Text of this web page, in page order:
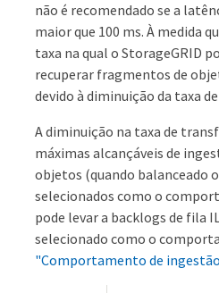
não é recomendado se a
maior que 100 ms. À medida
taxa na qual o StorageGRID
recuperar fragmentos de
devido à diminuição da taxa
A diminuição na taxa de
máximas alcançáveis de
objetos (quando balanceado
selecionados como o
pode levar a backlogs de fila
selecionado como o
"Comportamento de